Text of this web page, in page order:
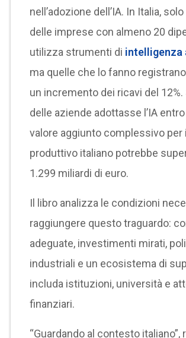
nell’adozione dell’IA. In Italia, solo
delle imprese con almeno 20
utilizza strumenti di
ma quelle che lo fanno
un incremento dei ricavi del 12%.
delle aziende adottasse l’IA
valore aggiunto complessivo per
produttivo italiano potrebbe
1.299 miliardi di euro.
Il libro analizza le condizioni
raggiungere questo traguardo:
adeguate, investimenti mirati,
industriali e un ecosistema di
includa istituzioni, università e
finanziari.
“Guardando al contesto italiano”,